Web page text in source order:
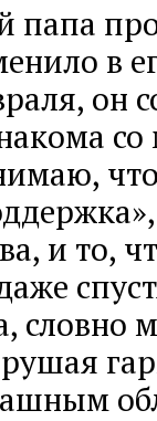
папа
в
он
что
и то,
словно